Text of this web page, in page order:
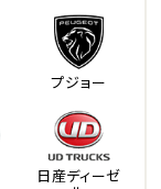
プジョー
日産ディーゼ